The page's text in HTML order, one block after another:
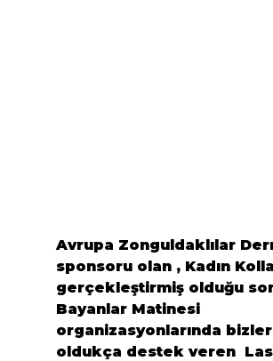
Avrupa Zonguldaklılar
sponsoru olan , Kadın
gerçekleştirmiş olduğu
Bayanlar Matinesi
organizasyonlarında
oldukça destek veren